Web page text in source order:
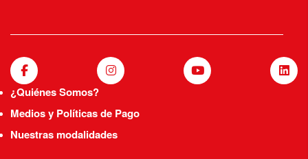
¿Quiénes Somos?
Medios y Políticas de Pago
Nuestras modalidades